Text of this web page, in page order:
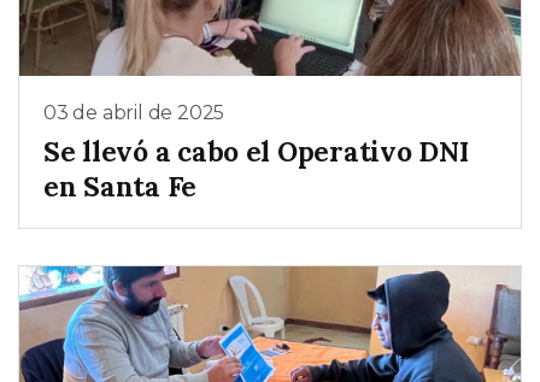
03 de abril de 2025
Se llevó a cabo el Operativo DNI
en Santa Fe